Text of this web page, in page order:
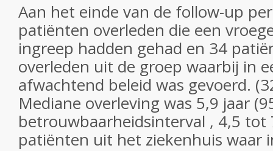
Aan het einde van de follow-up
patiënten overleden die een
ingreep hadden gehad en 34
overleden uit de groep waarbij in
afwachtend beleid was gevoerd.
Mediane overleving was 5,9 jaar
betrouwbaarheidsinterval , 4,5 tot
patiënten uit het ziekenhuis waar